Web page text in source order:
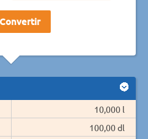
10,000 l
100,00 dl